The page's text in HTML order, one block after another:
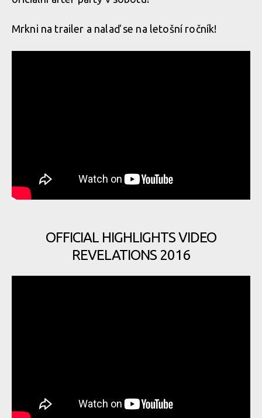
Mrkni na trailer a nalaď se na letošní ročník!
OFFICIAL HIGHLIGHTS VIDEO
REVELATIONS 2016